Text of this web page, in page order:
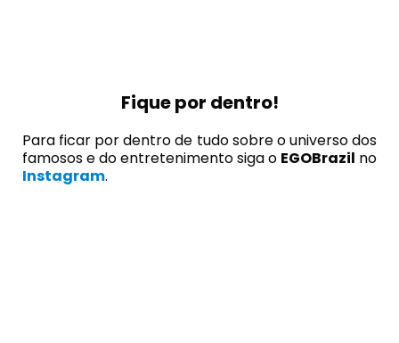
Fique por dentro!
Para ficar por dentro de tudo sobre o universo dos
famosos e do entretenimento siga o EGOBrazil no
Instagram.